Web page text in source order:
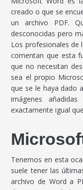
creado o que se
un archivo PDF.
desconocidas pero
Los profesionales de
comentan que esta
que no necesitan
sea el propio
que se le haya dado
imágenes
exactamente igual
Tenemos en esta
suele tener las
archivo de Word a